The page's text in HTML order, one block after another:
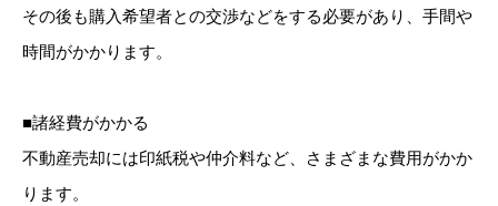
その後も購入希望者との交渉などをする必要があり、手間や
時間がかかります。
■諸経費がかかる
不動産売却には印紙税や仲介料など、さまざまな費用がかか
ります。